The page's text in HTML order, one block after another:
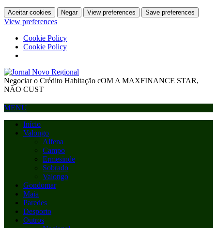
Aceitar cookies Negar View preferences Save preferences
View preferences
Cookie Policy
Cookie Policy
Negociar o Crédito Habitação cOM A MAXFINANCE STAR,
NÃO CUST
MENU
Início
Valongo
Alfena
Campo
Ermesinde
Sobrado
Valongo
Gondomar
Maia
Paredes
Desporto
Outros